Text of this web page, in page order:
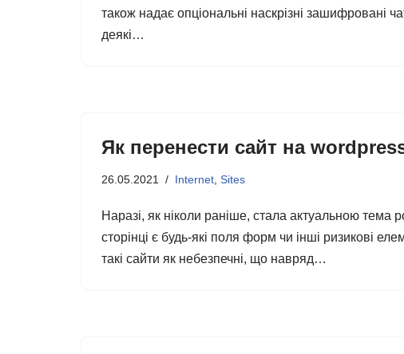
також надає опціональні наскрізні зашифровані
деякі…
Як перенести сайт на
26.05.2021 Internet Sites
Наразі, як ніколи раніше, стала актуальною
сторінці є будь-які поля форм чи інші ризикові
такі сайти як небезпечні, що навряд…